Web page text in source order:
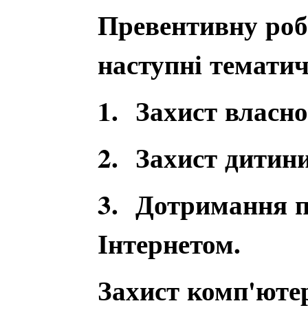
Превентивну
наступні
1. Захист
2. Захист
3. Дотримання
Інтернетом.
Захист